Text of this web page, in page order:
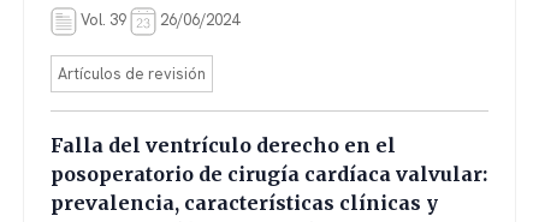
Vol. 39 26/06/2024
Artículos de revisión
Falla del ventrículo derecho en el
posoperatorio de cirugía cardíaca valvular:
prevalencia, características clínicas y